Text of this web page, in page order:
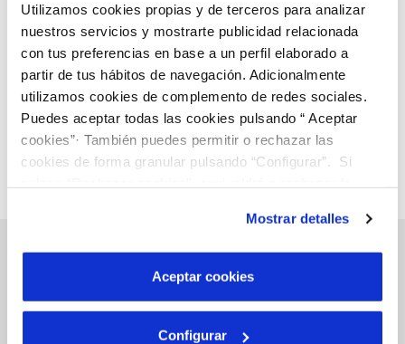
Utilizamos cookies propias y de terceros para analizar
nuestros servicios y mostrarte publicidad relacionada
con tus preferencias en base a un perfil elaborado a
partir de tus hábitos de navegación. Adicionalmente
utilizamos cookies de complemento de redes sociales.
Puedes aceptar todas las cookies pulsando “ Aceptar
cookies”· También puedes permitir o rechazar las
cookies de forma granular pulsando “Configurar”. Si
son indispensables para que el sitio web funcione y que
por tanto no se pueden desactivar. Puedes consultar
más información en nuestraPolítica de Cookies
Mostrar detalles
Aceptar cookies
Configurar
Página 52 de 112
Anterior Siguiente
Gestiones Online